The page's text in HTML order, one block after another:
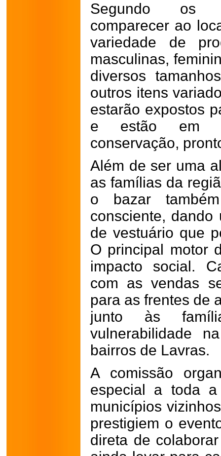
Segundo os
comparecer ao
variedade de
masculinas,
diversos
outros itens
estarão expostos
e estão em
conservação,
Além de ser uma
as famílias da
o bazar
consciente,
de vestuário que
O principal motor
impacto social.
com as vendas
para as frentes de
junto às
vulnerabilidade
bairros de Lavras.
A comissão
especial a toda
municípios
prestigiem o
direta de